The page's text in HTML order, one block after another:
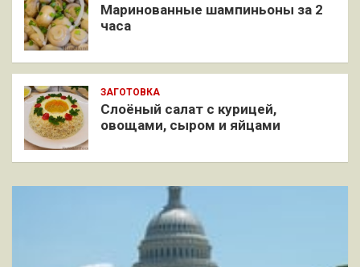
Маринованные шампиньоны за 2
часа
ЗАГОТОВКА
Слоёный салат с курицей,
овощами, сыром и яйцами